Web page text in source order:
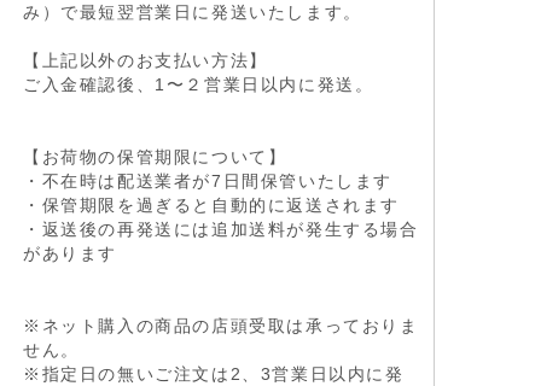
み）で最短翌営業日に発送いたします。
【上記以外のお支払い方法】
ご入金確認後、1〜２営業日以内に発送。
【お荷物の保管期限について】
・不在時は配送業者が7日間保管いたします
・保管期限を過ぎると自動的に返送されます
・返送後の再発送には追加送料が発生する場合
があります
※ネット購入の商品の店頭受取は承っておりま
せん。
※指定日の無いご注文は2、3営業日以内に発